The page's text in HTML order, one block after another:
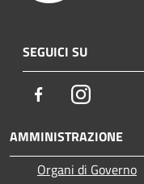
SEGUICI SU
FacebookInstagram
AMMINISTRAZIONE
Organi di Governo